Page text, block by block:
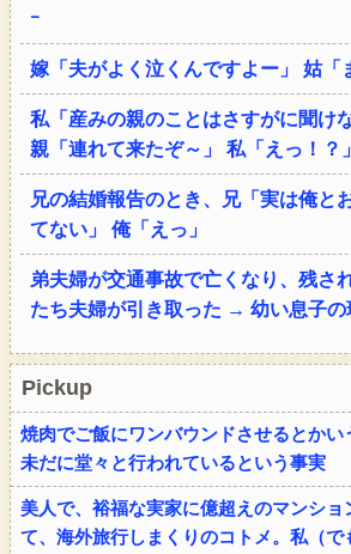
ｰ
嫁「夫がよく泣くんですよー」 姑「
私「産みの親のことはさすがに聞
親「連れて来たぞ～」 私「えっ！？」
兄の結婚報告のとき、兄「実は俺と
てない」 俺「えっ」
弟夫婦が交通事故で亡くなり、残さ
たち夫婦が引き取った → 幼い息子
Pickup
焼肉でご飯にワンバウンドさせるとかい
未だに堂々と行われているという事実
美人で、裕福な実家に億超えのマンショ
て、海外旅行しまくりのコトメ。私（で